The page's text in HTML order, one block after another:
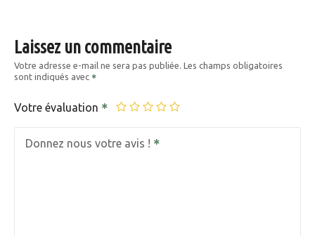
Laissez un commentaire
Votre adresse e-mail ne sera pas publiée. Les champs obligatoires
sont indiqués avec
Votre évaluation
Donnez nous votre avis !